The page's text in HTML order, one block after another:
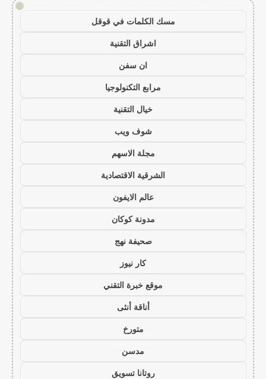
!
مسك الكلمات في قوقل
اشراق التقنية
ان سفن
مرابع التكنولوجيا
خيال التقنية
شوف ويب
مجلة الاسهم
الشرقية الاقتصادية
عالم الايفون
مدونة كوكان
صحيفة نهج
كار نيوز
موقع خبرة التقني
أناقة أنثى
متورخ
مدسن
روتانا تسويق